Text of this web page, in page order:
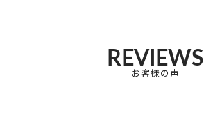
REVIEWS
お客様の声